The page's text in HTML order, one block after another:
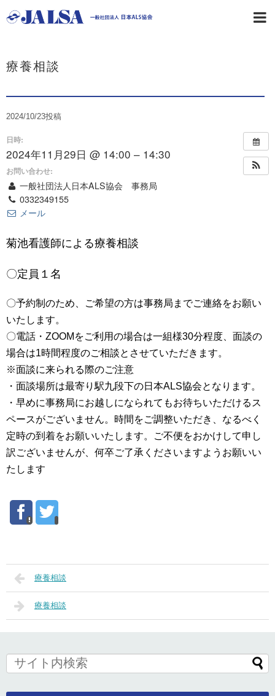
療養相談
2024/10/23投稿
日時:
2024年11月29日 @ 14:00 – 14:30
お問い合わせ:
一般社団法人日本ALS協会 事務局
0332349155
メール
菊池看護師による療養相談
〇定員１名
〇予約制のため、ご希望の方は事務局までご連絡をお願い
いたします。
〇電話・ZOOMをご利用の場合は一組様30分程度、面談の
場合は1時間程度のご相談とさせていただきます。
※面談に来られる際のご注意
・面談場所は最寄り駅九段下の日本ALS協会となります。
・早めに事務局にお越しになられてもお待ちいただけるス
ペースがございません。時間をご調整いただき、なるべく
定時の到着をお願いいたします。ご不便をおかけして申し
訳ございませんが、何卒ご了承くださいますようお願いい
たします
療養相談
療養相談